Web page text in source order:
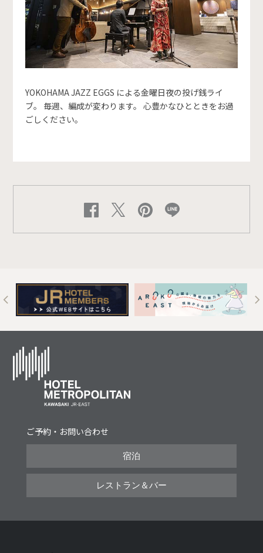
YOKOHAMA JAZZ EGGS による金曜日夜の投げ銭ライ
ブ。 毎週、編成が変わります。 心豊かなひとときをお過
ごしください。
ご予約・お問い合わせ
宿泊
レストラン＆バー